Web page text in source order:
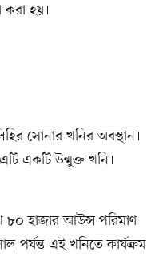
করা হয়।
সোনার খনির অবস্থান।
একটি উন্মুক্ত খনি।
৮০ হাজার আউন্স পরিমাণ
পর্যন্ত এই খনিতে কার্যক্রম